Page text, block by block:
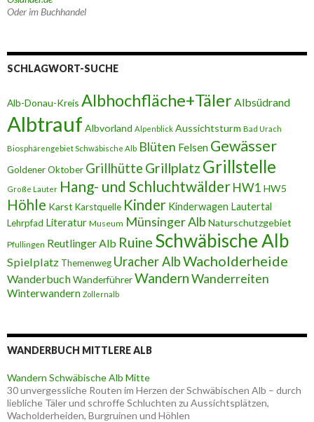
Oder im Buchhandel
SCHLAGWORT-SUCHE
Alb-Donau-Kreis Albhochfläche+TälerAlbsüdrand
Albtrauf Albvorland Alpenblick Aussichtsturm Bad Urach
Biosphärengebiet Schwäbische Alb Blüten Felsen Gewässer
Goldener Oktober Grillhütte Grillplatz Grillstelle
Große Lauter Hang- und SchluchtwälderHW1 HW5
Höhle Karst Karstquelle Kinder Kinderwagen Lautertal
Lehrpfad Literatur Museum Münsinger Alb Naturschutzgebiet
Pfullingen Reutlinger Alb Ruine Schwäbische Alb
Spielplatz Themenweg Uracher AlbWacholderheide
WanderbuchWanderführerWandernWanderreiten
Winterwandern Zollernalb
WANDERBUCH MITTLERE ALB
Wandern Schwäbische Alb Mitte
30 unvergessliche Routen im Herzen der Schwäbischen Alb – durch
liebliche Täler und schroffe Schluchten zu Aussichtsplätzen,
Wacholderheiden, Burgruinen und Höhlen